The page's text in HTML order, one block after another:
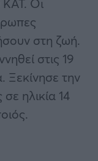
στη ζωή.
στις 19
Ξεκίνησε την
ηλικία 14